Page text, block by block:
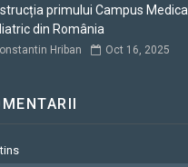
primului Campus Medical
din România
Hriban Oct 16, 2025